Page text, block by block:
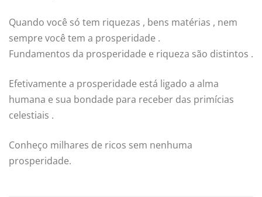
Quando você só tem riquezas , bens matérias , nem
sempre você tem a prosperidade .
Fundamentos da prosperidade e riqueza são distintos .
Efetivamente a prosperidade está ligado a alma
humana e sua bondade para receber das primícias
celestiais .
Conheço milhares de ricos sem nenhuma
prosperidade.